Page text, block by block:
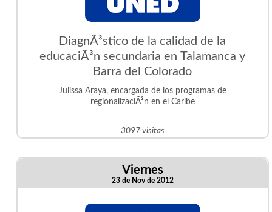
DiagnÃ³stico de la calidad de la
educaciÃ³n secundaria en Talamanca y
Barra del Colorado
Julissa Araya, encargada de los programas de
regionalizaciÃ³n en el Caribe
3097 visitas
Viernes
23 de Nov de 2012